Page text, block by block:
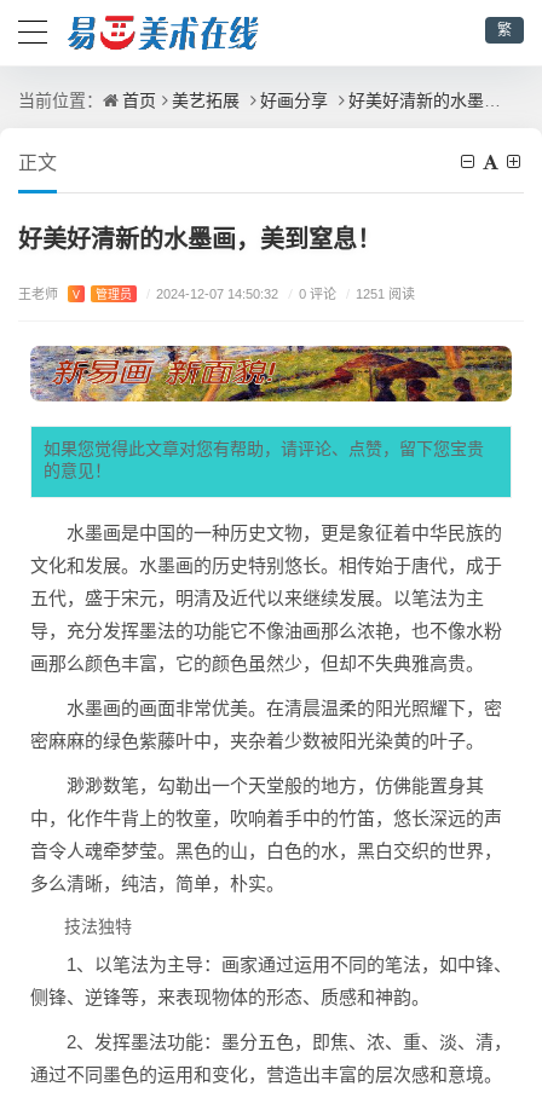
繁
当前位置： 首页 美艺拓展 好画分享 好美好清新的水墨画，美到窒息！
正文
好美好清新的水墨画，美到窒息！
王老师 V 管理员 / 2024-12-07 14:50:32 / 0 评论 / 1251 阅读
如果您觉得此文章对您有帮助，请评论、点赞，留下您宝贵
的意见！
水墨画是中国的一种历史文物，更是象征着中华民族的
文化和发展。水墨画的历史特别悠长。相传始于唐代，成于
五代，盛于宋元，明清及近代以来继续发展。以笔法为主
导，充分发挥墨法的功能它不像油画那么浓艳，也不像水粉
画那么颜色丰富，它的颜色虽然少，但却不失典雅高贵。
水墨画的画面非常优美。在清晨温柔的阳光照耀下，密
密麻麻的绿色紫藤叶中，夹杂着少数被阳光染黄的叶子。
渺渺数笔，勾勒出一个天堂般的地方，仿佛能置身其
中，化作牛背上的牧童，吹响着手中的竹笛，悠长深远的声
音令人魂牵梦莹。黑色的山，白色的水，黑白交织的世界，
多么清晰，纯洁，简单，朴实。
技法独特
1、以笔法为主导：画家通过运用不同的笔法，如中锋、
侧锋、逆锋等，来表现物体的形态、质感和神韵。
2、发挥墨法功能：墨分五色，即焦、浓、重、淡、清，
通过不同墨色的运用和变化，营造出丰富的层次感和意境。